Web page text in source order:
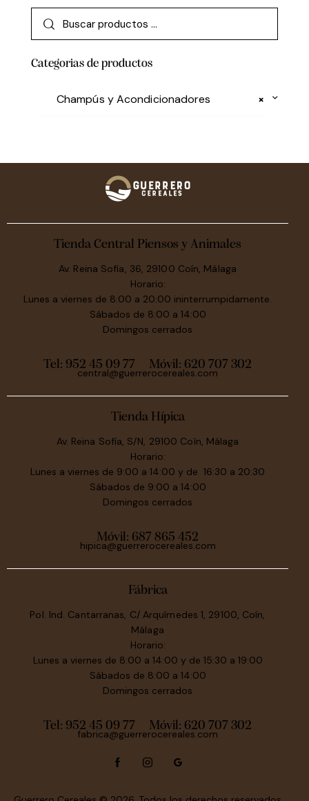
Categorias de productos
×
Champús y Acondicionadores
Tienda Central Piensos y Animales
Av. Reina Sofía, 36, 29100 Coín, Málaga
Horario:
Lunes a viernes de 8:00 a 20:00 ininterrumpidamente.
Sábados de 8:00 a 14:00
Domingos cerrados
Tel: 952 45 09 77 Móvil: 620 707 302
central@guerrerocereales.com
Tienda Hípica
Av. Reina Sofía, S/N, 29100 Coín, Málaga
Horario:
Lunes a viernes de 9:00 a 14:00 y de 16:30 a 20:30
Sábados de 9:00 a 14:00
Domingos cerrados
Móvil: 687 865 452
hipica@guerrerocereales.com
Fábrica
Pol. Ind. Cantarranas, C/ Arquímedes 1, 29100, Coín,
Málaga
Horario:
Lunes a viernes de 8:00 a 14:00 y de 15:30 a 19:00
Sábados de 8:00 a 14:00
Domingos cerrados
Tel: 952 45 09 77 Móvil: 620 707 302
fabrica@guerrerocereales.com